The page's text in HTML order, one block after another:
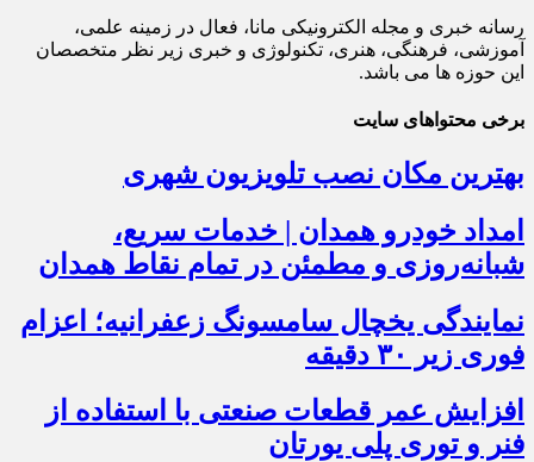
رسانه خبری و مجله الکترونیکی مانا، فعال در زمینه علمی،
آموزشی، فرهنگی، هنری، تکنولوژی و خبری زیر نظر متخصصان
این حوزه ها می باشد.
برخی محتواهای سایت
بهترین مکان نصب تلویزیون شهری
امداد خودرو همدان | خدمات سریع،
شبانه‌روزی و مطمئن در تمام نقاط همدان
نمایندگی یخچال سامسونگ زعفرانیه؛ اعزام
فوری زیر ۳۰ دقیقه
افزایش عمر قطعات صنعتی با استفاده از
فنر و توری پلی یورتان